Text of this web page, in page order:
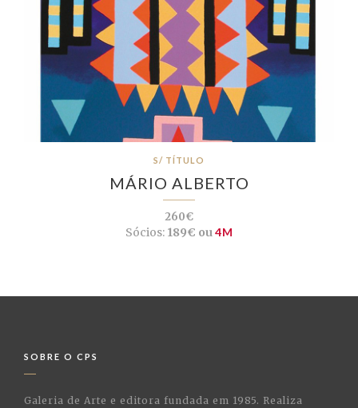
S/ TÍTULO
MÁRIO ALBERTO
260€
Sócios:189€ ou4M
SOBRE O CPS
Galeria de Arte e editora fundada em 1985. Realiza